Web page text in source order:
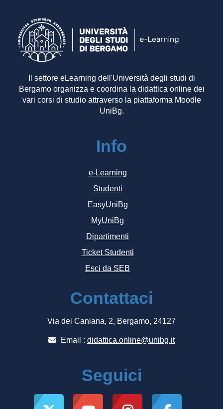
Il settore eLearning dell'Università degli studi di
Bergamo organizza e coordina la didattica online dei
vari corsi di studio attraverso la piattaforma Moodle
UniBg.
Info
e-Learning
Studenti
EasyUniBg
MyUniBg
Dipartimenti
Ticket Studenti
Esci da SEB
Contattaci
Via dei Caniana, 2, Bergamo, 24127
Email : didattica.online@unibg.it
Seguici